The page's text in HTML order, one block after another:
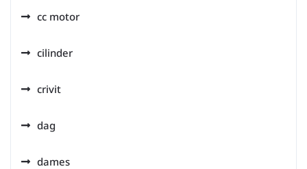
cc motor
cilinder
crivit
dag
dames